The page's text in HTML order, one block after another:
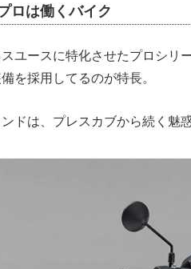
ロは働くバイク
ユースに特化させたプロシリ
を採用してるのが特長。
ドは、プレスカブから続く魅惑